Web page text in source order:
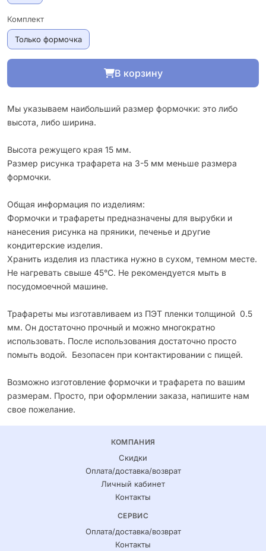
Комплект
Только формочка
В корзину
Мы указываем наибольший размер формочки: это либо
высота, либо ширина.
Высота режущего края 15 мм.
Размер рисунка трафарета на 3-5 мм меньше размера
формочки.
Общая информация по изделиям:
Формочки и трафареты предназначены для вырубки и
нанесения рисунка на пряники, печенье и другие
кондитерские изделия.
Хранить изделия из пластика нужно в сухом, темном месте.
Не нагревать свыше 45°С. Не рекомендуется мыть в
посудомоечной машине.
Трафареты мы изготавливаем из ПЭТ пленки толщиной 0.5
мм. Он достаточно прочный и можно многократно
использовать. После использования достаточно просто
помыть водой. Безопасен при контактировании с пищей.
Возможно изготовление формочки и трафарета по вашим
размерам. Просто, при оформлении заказа, напишите нам
свое пожелание.
КОМПАНИЯ
Скидки
Оплата/доставка/возврат
Личный кабинет
Контакты
СЕРВИС
Оплата/доставка/возврат
Контакты